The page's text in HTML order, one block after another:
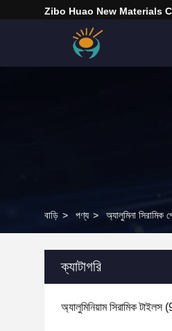
Zibo Huao New Materials
বাড়ি > পণ্য > অ্যালুমিনা সিরামিক
ক্যাটাগরি
অ্যালুমিনিয়াম সিরামিক টাইলস